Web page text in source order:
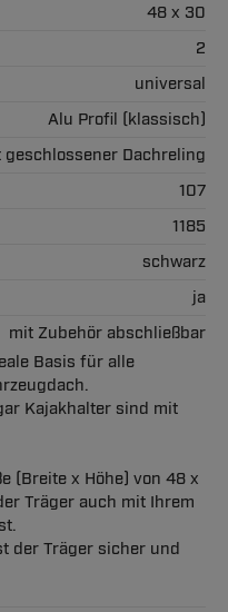
48 x 30
2
universal
Alu Profil (klassisch)
geschlossener Dachreling
107
1185
schwarz
ja
mit Zubehör abschließbar
Basis für alle
Kajakhalter sind mit
(Breite x Höhe) von 48 x
Träger auch mit Ihrem
der Träger sicher und